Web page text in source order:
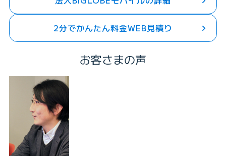
2分でかんたん料金WEB見積り
お客さまの声